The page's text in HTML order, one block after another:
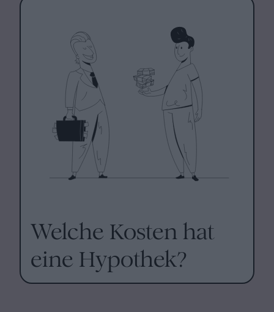
Welche Kosten hat
eine Hypothek?